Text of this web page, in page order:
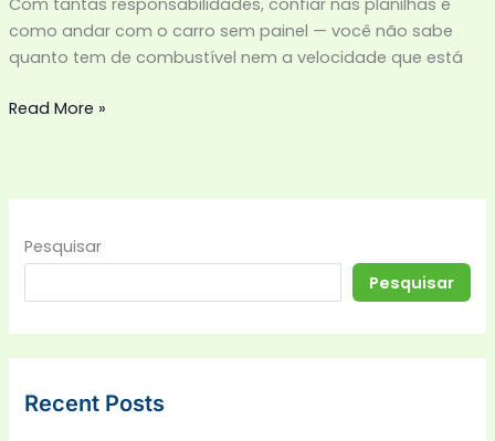
Com tantas responsabilidades, confiar nas planilhas é
como andar com o carro sem painel — você não sabe
quanto tem de combustível nem a velocidade que está
Read More »
Pesquisar
Pesquisar
Recent Posts